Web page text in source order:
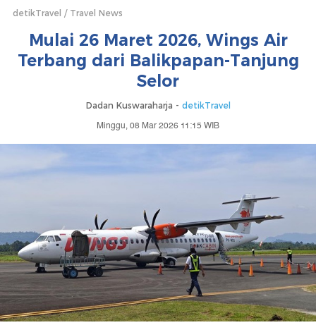
detikTravel Travel News
Mulai 26 Maret 2026, Wings Air
Terbang dari Balikpapan-Tanjung
Selor
Dadan Kuswaraharja - detikTravel
Minggu, 08 Mar 2026 11:15 WIB